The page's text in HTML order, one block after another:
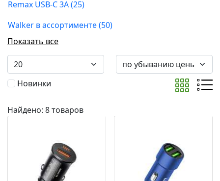
Remax USB-C 3A (25)
Walker в ассортименте (50)
Показать все
Новинки
Найдено: 8 товаров